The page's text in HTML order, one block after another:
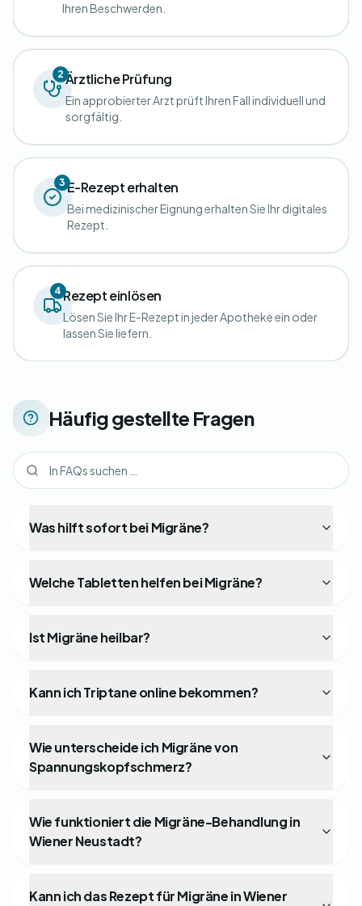
Ihren Beschwerden.
2Ärztliche Prüfung
Ein approbierter Arzt prüft Ihren Fall individuell und
sorgfältig.
3E-Rezept erhalten
Bei medizinischer Eignung erhalten Sie Ihr digitales
Rezept.
4Rezept einlösen
Lösen Sie Ihr E-Rezept in jeder Apotheke ein oder
lassen Sie liefern.
Häufig gestellte Fragen
Was hilft sofort bei Migräne?
Welche Tabletten helfen bei Migräne?
Ist Migräne heilbar?
Kann ich Triptane online bekommen?
Wie unterscheide ich Migräne von
Spannungskopfschmerz?
Wie funktioniert die Migräne-Behandlung in
Wiener Neustadt?
Kann ich das Rezept für Migräne in Wiener